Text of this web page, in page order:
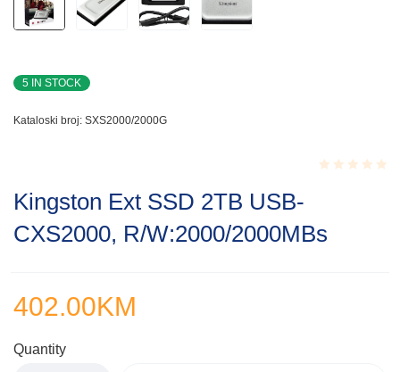
5 IN STOCK
Kataloski broj: SXS2000/2000G
of
5
Kingston Ext SSD 2TB USB-
CXS2000, R/W:2000/2000MBs
402.00KM
Quantity